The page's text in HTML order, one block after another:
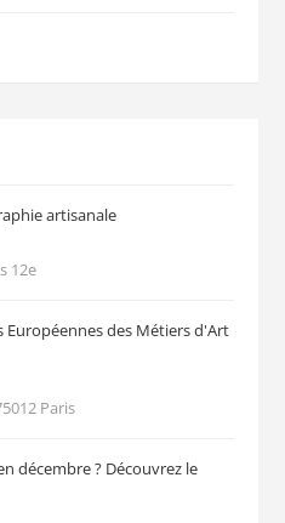
artisanale
12e
Européennes des Métiers d'Art
Paris
décembre ? Découvrez le